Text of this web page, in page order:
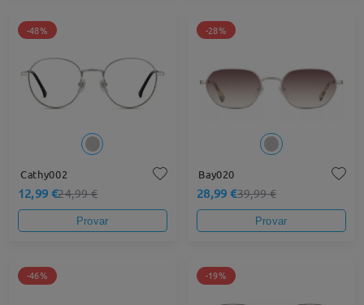
-48%
Cathy002
12,99 €24,99 €
Provar
-28%
Bay020
28,99 €39,99 €
Provar
-46% -19%